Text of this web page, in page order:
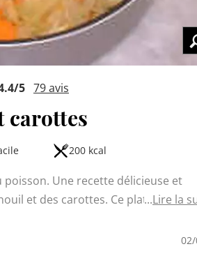
/5 79avis
carottes
200 kcal
Une recette délicieuse et
et des carottes. Ce plat
tout en développant leurs
votre table qui ravira toute la
Lire la